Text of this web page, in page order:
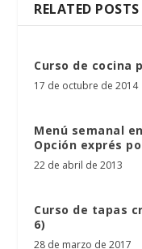
RELATED POSTS
Curso de cocina
17 de octubre de 2014
Menú semanal
Opción exprés
22 de abril de 2013
Curso de tapas
6)
28 de marzo de 2017